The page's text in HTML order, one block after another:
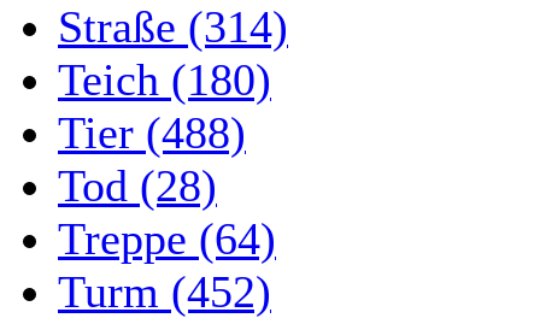
Straße (314)
Teich (180)
Tier (488)
Tod (28)
Treppe (64)
Turm (452)